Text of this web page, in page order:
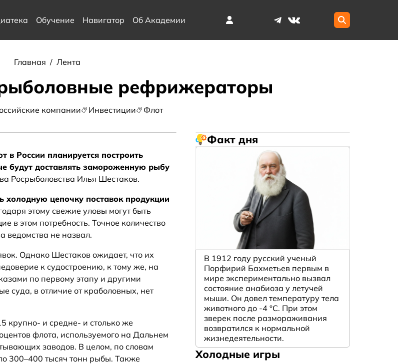
Обучение Навигатор Об Академии
Главная / Лента
рефрижераторы
компании Инвестиции Флот
в России планируется построить
будут доставлять замороженную рыбу
Росрыболовства Илья Шестаков.
холодную цепочку поставок продукции
этому свежие уловы могут быть
в этом потребность. Точное количество
ведомства не назвал.
Однако Шестаков ожидает, что их
к судостроению, к тому же, на
по первому этапу и другими
суда, в отличие от краболовных, нет
крупно- и средне- и столько же
флота, используемого на Дальнем
заводов. В целом, по словам
300–400 тысяч тонн рыбы. Также
Факт дня
В 1912 году русский ученый
Порфирий Бахметьев первым в
мире экспериментально вызвал
состояние анабиоза у летучей
мыши. Он довел температуру тела
животного до -4 °C. При этом
зверек после размораживания
возвратился к нормальной
жизнедеятельности.
Холодные игры